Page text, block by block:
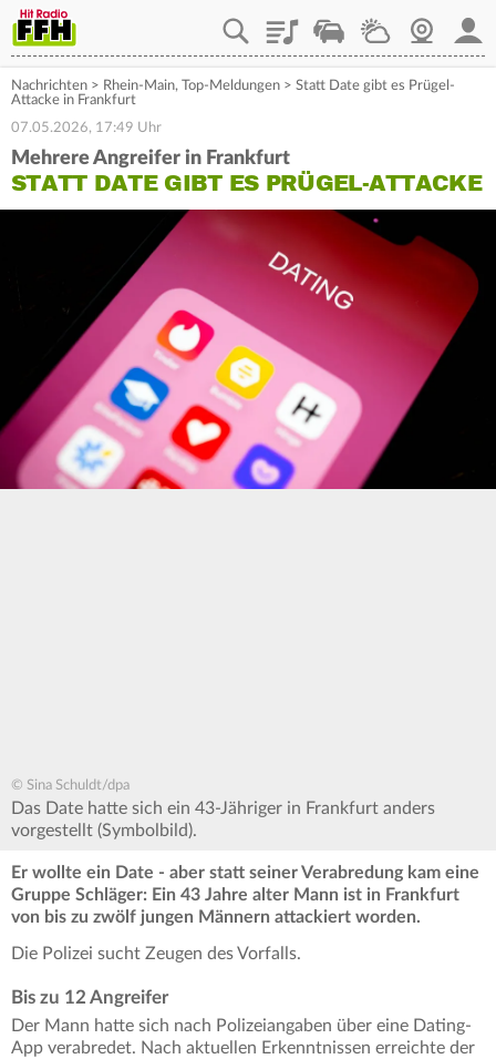
PlaylistStaupilotWetterWebcam
Nachrichten > Rhein-Main, Top-Meldungen > Statt Date gibt es Prügel-
Attacke in Frankfurt
07.05.2026, 17:49 Uhr
Mehrere Angreifer in Frankfurt
STATT DATE GIBT ES PRÜGEL-ATTACKE
© Sina Schuldt/dpa
Das Date hatte sich ein 43-Jähriger in Frankfurt anders
vorgestellt (Symbolbild).
Er wollte ein Date - aber statt seiner Verabredung kam eine
Gruppe Schläger: Ein 43 Jahre alter Mann ist in Frankfurt
von bis zu zwölf jungen Männern attackiert worden.
Die Polizei sucht Zeugen des Vorfalls.
Bis zu 12 Angreifer
Der Mann hatte sich nach Polizeiangaben über eine Dating-
App verabredet. Nach aktuellen Erkenntnissen erreichte der